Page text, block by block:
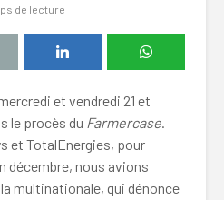
de lecture
et vendredi 21 et
le procès du Farmercase.
et TotalEnergies, pour
décembre, nous avions
multinationale, qui dénonce